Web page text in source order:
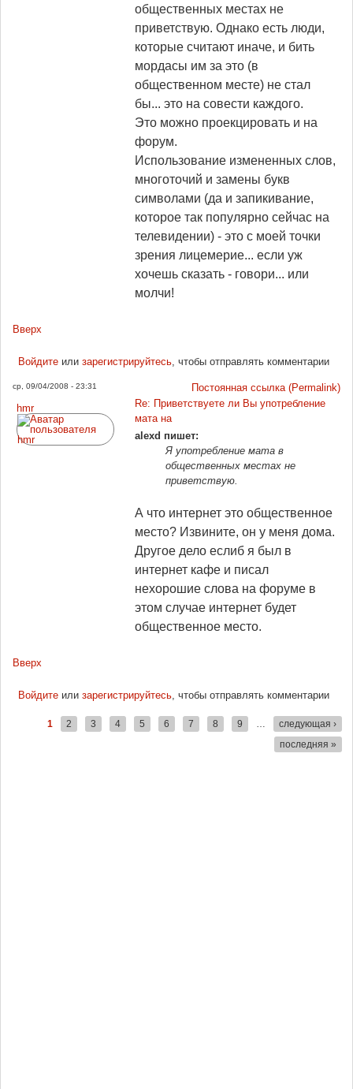
общественных местах не
приветствую. Однако есть люди,
которые считают иначе, и бить
мордасы им за это (в
общественном месте) не стал
бы... это на совести каждого.
Это можно проекцировать и на
форум.
Использование измененных слов,
многоточий и замены букв
символами (да и запикивание,
которое так популярно сейчас на
телевидении) - это с моей точки
зрения лицемерие... если уж
хочешь сказать - говори... или
молчи!
Вверх
Войдитеили зарегистрируйтесь, чтобы отправлять комментарии
ср, 09/04/2008 - 23:31
Постоянная ссылка (Permalink)
hmr
Re: Приветствуете ли Вы употребление
мата на
alexd пишет:
Я употребление мата в
общественных местах не
приветствую.
А что интернет это общественное
место? Извините, он у меня дома.
Другое дело еслиб я был в
интернет кафе и писал
нехорошие слова на форуме в
этом случае интернет будет
общественное место.
Вверх
Войдитеили зарегистрируйтесь, чтобы отправлять комментарии
1 2 3 4 5 6 7 8 9
следующая ›
последняя »